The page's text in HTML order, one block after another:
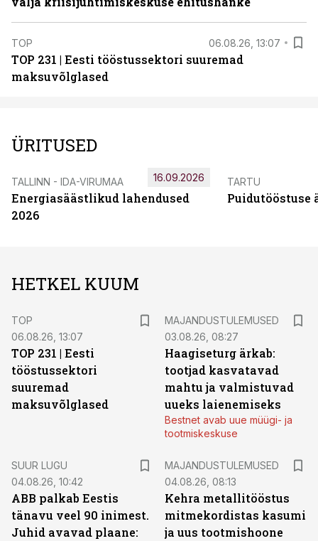
TOP 06.08.26, 13:07
TOP 231 | Eesti tööstussektori suuremad
maksuvõlglased
ÜRITUSED
TALLINN - IDA-VIRUMAA
Energiasäästlikud lahendused
2026
16.09.2026 TARTU
Puidutööstuse
HETKEL KUUM
TOP
06.08.26, 13:07
TOP 231 | Eesti
tööstussektori
suuremad
maksuvõlglased
MAJANDUSTULEMUSED
03.08.26, 08:27
Haagiseturg ärkab:
tootjad kasvatavad
mahtu ja valmistuvad
uueks laienemiseks
Bestnet avab uue müügi- ja
tootmiskeskuse
SUUR LUGU
04.08.26, 10:42
ABB palkab Eestis
tänavu veel 90 inimest.
Juhid avavad plaane:
MAJANDUSTULEMUSED
04.08.26, 08:13
Kehra metallitööstus
mitmekordistas kasumi
ja uus tootmishoone